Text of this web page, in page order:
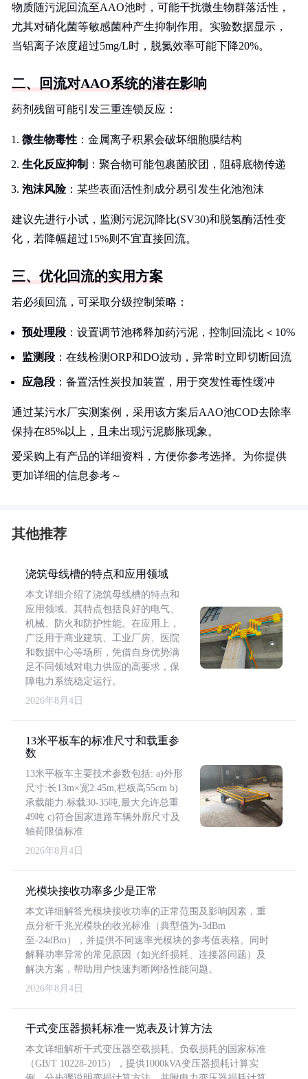
物质随污泥回流至AAO池时，可能干扰微生物群落活性，
尤其对硝化菌等敏感菌种产生抑制作用。实验数据显示，
当铝离子浓度超过5mg/L时，脱氮效率可能下降20%。
二、回流对AAO系统的潜在影响
药剂残留可能引发三重连锁反应：
微生物毒性 ：金属离子积累会破坏细胞膜结构
生化反应抑制 ：聚合物可能包裹菌胶团，阻碍底物传递
泡沫风险：某些表面活性剂成分易引发生化池泡沫
建议先进行小试，监测污泥沉降比(SV30)和脱氢酶活性变
化，若降幅超过15%则不宜直接回流。
三、优化回流的实用方案
若必须回流，可采取分级控制策略：
预处理段 ：设置调节池稀释加药污泥，控制回流比＜10%
监测段 ：在线检测ORP和DO波动，异常时立即切断回流
应急段 ：备置活性炭投加装置，用于突发性毒性缓冲
通过某污水厂实测案例，采用该方案后AAO池COD去除率
保持在85%以上，且未出现污泥膨胀现象。
爱采购上有产品的详细资料，方便你参考选择。为你提供
更加详细的信息参考～
其他推荐
浇筑母线槽的特点和应用领域
本文详细介绍了浇筑母线槽的特点和
应用领域。其特点包括良好的电气、
机械、防火和防护性能。在应用上，
广泛用于商业建筑、工业厂房、医院
和数据中心等场所，凭借自身优势满
足不同领域对电力供应的高要求，保
障电力系统稳定运行。
2026年8月4日
13米平板车的标准尺寸和载重参
数
13米平板车主要技术参数包括: a)外形
尺寸:长13m×宽2.45m,栏板高55cm b)
承载能力:标载30-35吨,最大允许总重
49吨 c)符合国家道路车辆外廓尺寸及
轴荷限值标准
2026年8月4日
光模块接收功率多少是正常
本文详细解答光模块接收功率的正常范围及影响因素，重
点分析千兆光模块的收光标准（典型值为-3dBm
至-24dBm），并提供不同速率光模块的参考值表格。同时
解释功率异常的常见原因（如光纤损耗、连接器问题）及
解决方案，帮助用户快速判断网络性能问题。
2026年8月4日
干式变压器损耗标准一览表及计算方法
本文详细解析干式变压器空载损耗、负载损耗的国家标准
（GB/T 10228-2015），提供1000kVA变压器损耗计算实